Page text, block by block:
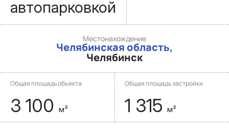
автопарковкой
Местонахождение
Челябинская область,
Челябинск
Общая площадь объекта
3 100 м²
Общая площадь застройки
1 315 м²